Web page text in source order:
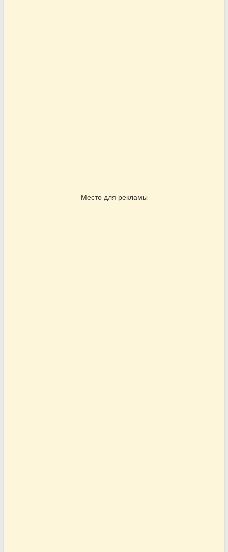
Место для рекламы